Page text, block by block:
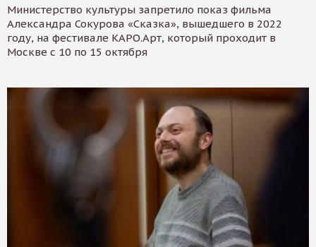
Министерство культуры запретило показ фильма
Александра Сокурова «Сказка», вышедшего в 2022
году, на фестивале КАРО.Арт, который проходит в
Москве с 10 по 15 октября